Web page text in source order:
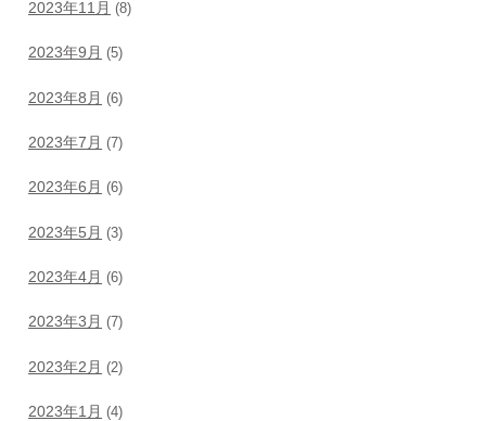
2023年11月 (8)
2023年9月 (5)
2023年8月 (6)
2023年7月 (7)
2023年6月 (6)
2023年5月 (3)
2023年4月 (6)
2023年3月 (7)
2023年2月 (2)
2023年1月 (4)